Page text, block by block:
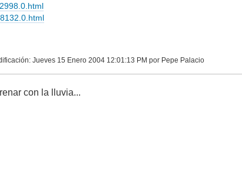
: Jueves 15 Enero 2004 12:01:13 PM por Pepe Palacio
con la lluvia...